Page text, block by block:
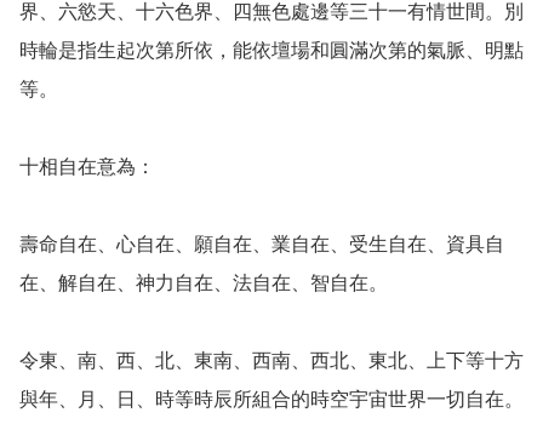
界、六慾天、十六色界、四無色處邊等三十一有情世間。別
時輪是指生起次第所依，能依壇場和圓滿次第的氣脈、明點
等。
十相自在意為：
壽命自在、心自在、願自在、業自在、受生自在、資具自
在、解自在、神力自在、法自在、智自在。
令東、南、西、北、東南、西南、西北、東北、上下等十方
與年、月、日、時等時辰所組合的時空宇宙世界一切自在。